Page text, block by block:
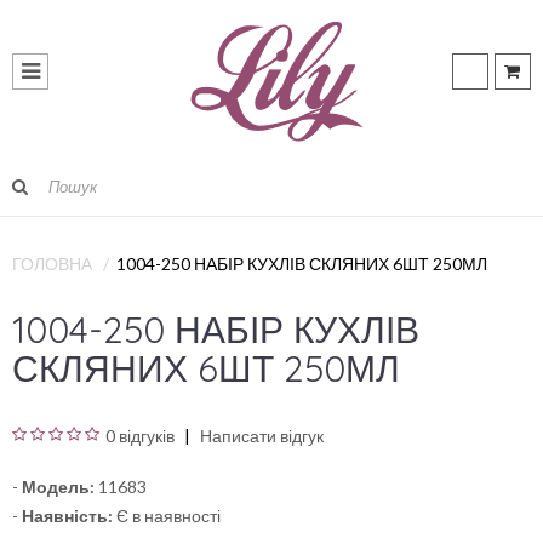
ГОЛОВНА 1004-250 НАБІР КУХЛІВ СКЛЯНИХ 6ШТ 250МЛ
1004-250 НАБІР КУХЛІВ
СКЛЯНИХ 6ШТ 250МЛ
0 відгуків Написати відгук
- Модель: 11683
- Наявність: Є в наявності